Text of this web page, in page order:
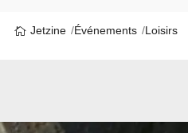
Jetzine Événements Loisirs